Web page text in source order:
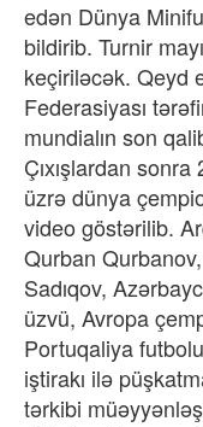
edən Dünya
bildirib. Turnir
keçiriləcək. Qeyd
Federasiyası
mundialın son
Çıxışlardan
üzrə dünya
video göstərilib.
Qurban
Sadıqov,
üzvü, Avropa
Portuqaliya
iştirakı ilə
tərkibi